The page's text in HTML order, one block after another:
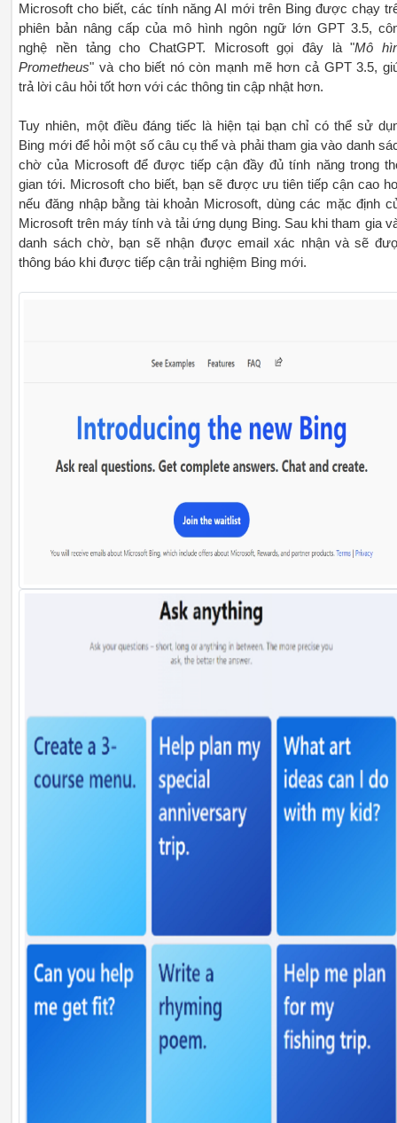
Microsoft cho biết, các tính năng AI mới trên Bing được chạy
phiên bản nâng cấp của mô hình ngôn ngữ lớn GPT 3.5,
nghệ nền tảng cho ChatGPT. Microsoft gọi đây là "Mô
Prometheus" và cho biết nó còn mạnh mẽ hơn cả GPT 3.5,
trả lời câu hỏi tốt hơn với các thông tin cập nhật hơn.
Tuy nhiên, một điều đáng tiếc là hiện tại bạn chỉ có thể sử
Bing mới để hỏi một số câu cụ thể và phải tham gia vào danh
chờ của Microsoft để được tiếp cận đầy đủ tính năng trong
gian tới. Microsoft cho biết, bạn sẽ được ưu tiên tiếp cận cao
nếu đăng nhập bằng tài khoản Microsoft, dùng các mặc định
Microsoft trên máy tính và tải ứng dụng Bing. Sau khi tham gia
danh sách chờ, bạn sẽ nhận được email xác nhận và sẽ
thông báo khi được tiếp cận trải nghiệm Bing mới.